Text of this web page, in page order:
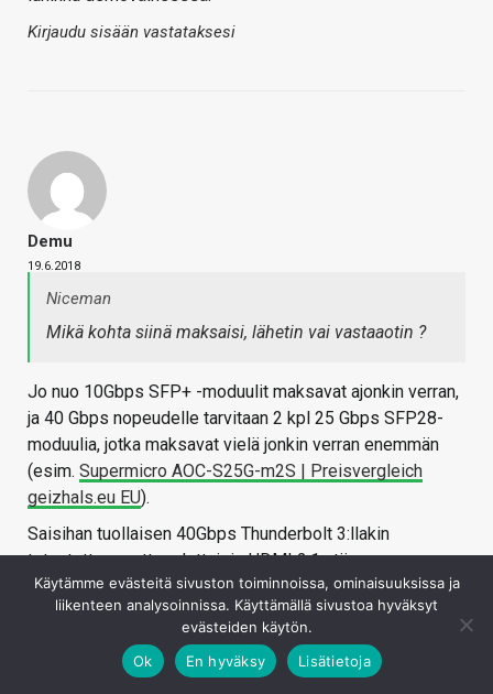
Kirjaudu sisään vastataksesi
Demu
19.6.2018
Niceman
Mikä kohta siinä maksaisi, lähetin vai vastaaotin ?
Jo nuo 10Gbps SFP+ -moduulit maksavat ajonkin verran,
ja 40 Gbps nopeudelle tarvitaan 2 kpl 25 Gbps SFP28-
moduulia, jotka maksavat vielä jonkin verran enemmän
(esim. Supermicro AOC-S25G-m2S | Preisvergleich
geizhals.eu EU).
Saisihan tuollaisen 40Gbps Thunderbolt 3:llakin
toteutettua, mutta odottaisin HDMI 2.1:stä.
Mitään propri kuituvirityksiä en kyllä suosittelisi (yleisen
laitevalmistajatuen saaminen on aika haastavaa).
Kirjaudu sisään vastataksesi
Käytämme evästeitä sivuston toiminnoissa, ominaisuuksissa ja
liikenteen analysoinnissa. Käyttämällä sivustoa hyväksyt
evästeiden käytön.
Ok
En hyväksy Lisätietoja